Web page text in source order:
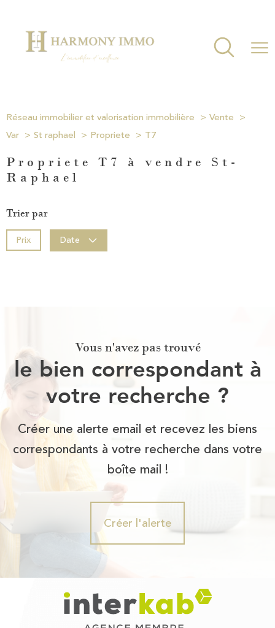
Réseau immobilier et valorisation immobilière
Vente
Var
St raphael Propriete T7
Propriete T7 à vendre St-
Raphael
Trier par
Prix Date
Vous n'avez pas trouvé
le bien correspondant à
votre recherche ?
Créer une alerte email et recevez les biens
correspondants à votre recherche dans votre
boîte mail !
Créer l'alerte